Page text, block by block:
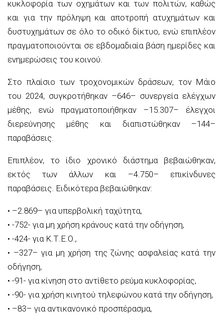
κυκλοφορία των οχημάτων και των πολιτών, καθώς
και για την πρόληψη και αποτροπή ατυχημάτων και
δυστυχημάτων σε όλο το οδικό δίκτυο, ενώ επιπλέον
πραγματοποιούνται σε εβδομαδιαία βάση ημερίδες και
ενημερώσεις του κοινού.
Στο πλαίσιο των τροχονομικώνδράσεων, τον Μάιο
του 2024, συγκροτήθηκαν –646– συνεργεία ελέγχων
μέθης, ενώ πραγματοποιήθηκαν –1 5 307– έλεγχοι
διερεύνησης μέθης και διαπιστώθηκαν –144–
παραβάσεις.
Επιπλέον, το ίδιο χρονικό διάστημα βεβαιώθηκαν,
εκτός των άλλων και –4. 750– επικίνδυνες
παραβάσεις. Ειδικότερα βεβαιώθηκαν:
• –2. 869– για υπερβολική ταχύτητα,
• -752- για μη χρήση κράνους κατά την οδήγηση,
• -424- για Κ.Τ.Ε.Ο.,
• –327–για μη χρήση της ζώνης ασφαλείας κατά την
οδήγηση,
• -91- για κίνηση στο αντίθετο ρεύμα κυκλοφορίας,
• -90- για χρήση κινητού τηλεφώνου κατά την οδήγηση,
• –83– για αντικανονικό προσπέρασμα,